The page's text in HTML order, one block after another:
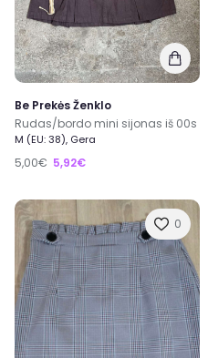
Be Prekės Ženklo
Rudas/bordo mini sijonas iš 00s
M (EU: 38), Gera
5,00€ 5,92€
0